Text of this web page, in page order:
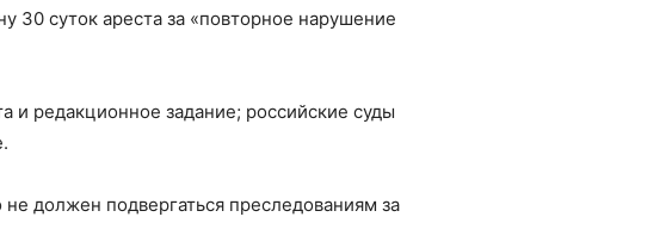
30 суток ареста за «повторное нарушение
и редакционное задание; российские суды
должен подвергаться преследованиям за